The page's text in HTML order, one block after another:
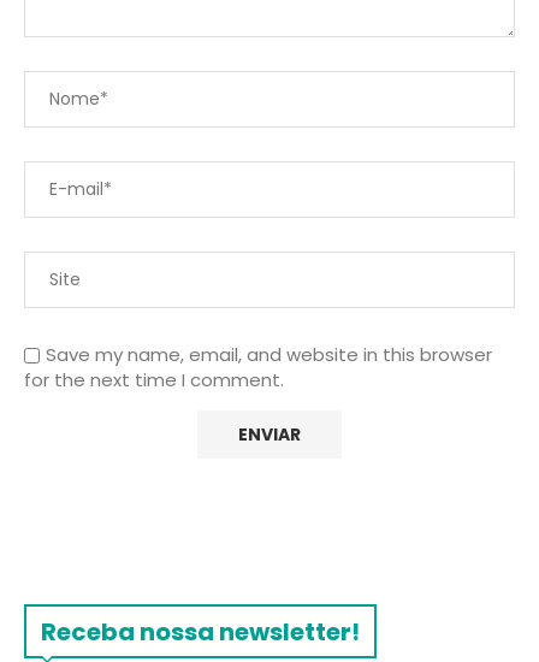
Save my name, email, and website in this browser
for the next time I comment.
Receba nossa newsletter!